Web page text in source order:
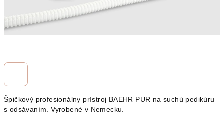
Špičkový profesionálny prístroj BAEHR PUR na suchú pedikúru
s odsávaním. Vyrobené v Nemecku.